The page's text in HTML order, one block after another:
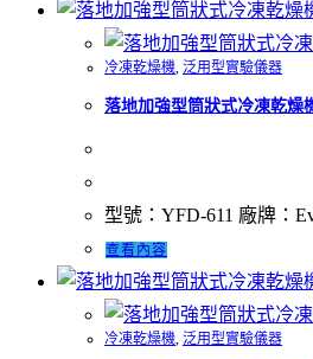
冷凍乾燥機, 泛用型實驗儀器
落地加強型筒狀式冷凍乾燥
型號：YFD-611 廠牌：
查看內容
冷凍乾燥機 泛用型實驗儀器